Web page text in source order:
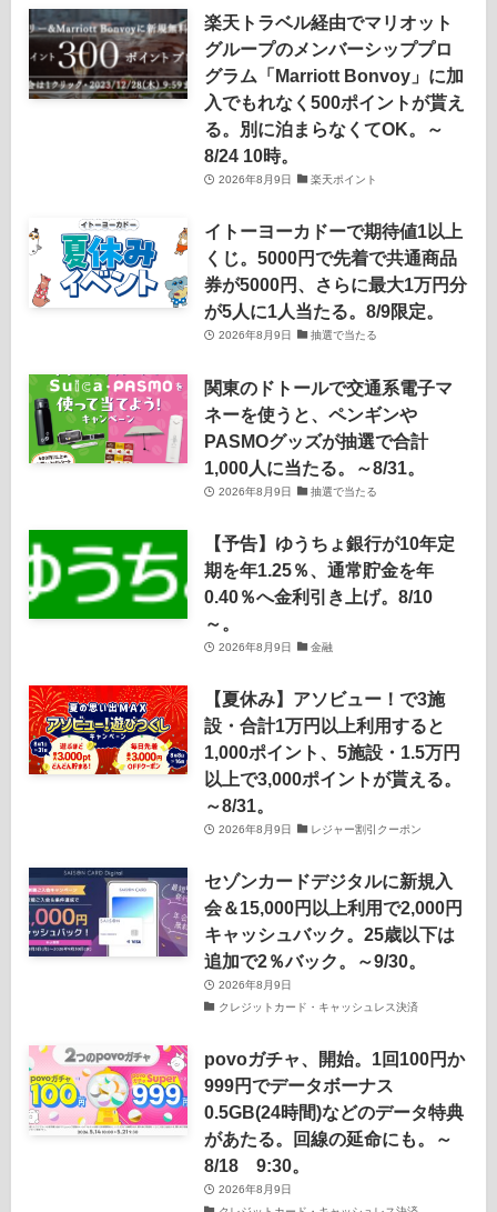
楽天トラベル経由でマリオット
グループのメンバーシッププロ
グラム「Marriott Bonvoy」に加
入でもれなく500ポイントが貰え
る。別に泊まらなくてOK。～
8/24 10時。
2026年8月9日 楽天ポイント
イトーヨーカドーで期待値1以上
くじ。5000円で先着で共通商品
券が5000円、さらに最大1万円分
が5人に1人当たる。8/9限定。
2026年8月9日 抽選で当たる
関東のドトールで交通系電子マ
ネーを使うと、ペンギンや
PASMOグッズが抽選で合計
1,000人に当たる。～8/31。
2026年8月9日 抽選で当たる
【予告】ゆうちょ銀行が10年定
期を年1.25％、通常貯金を年
0.40％へ金利引き上げ。8/10
～。
2026年8月9日 金融
【夏休み】アソビュー！で3施
設・合計1万円以上利用すると
1,000ポイント、5施設・1.5万円
以上で3,000ポイントが貰える。
～8/31。
2026年8月9日 レジャー割引クーポン
セゾンカードデジタルに新規入
会＆15,000円以上利用で2,000円
キャッシュバック。25歳以下は
追加で2％バック。～9/30。
2026年8月9日
クレジットカード・キャッシュレス決済
povoガチャ、開始。1回100円か
999円でデータボーナス
0.5GB(24時間)などのデータ特典
があたる。回線の延命にも。～
8/18 9:30。
2026年8月9日